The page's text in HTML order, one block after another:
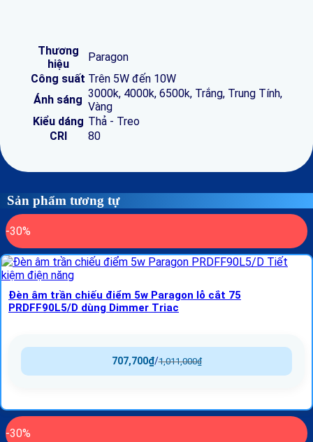
Thương
hiệu
Paragon
Công suất Trên 5W đến 10W
Ánh sáng 3000k, 4000k, 6500k, Trắng, Trung Tính,
Vàng
Kiểu dáng Thả - Treo
CRI
80
Sản phẩm tương tự
-30%
Đèn âm trần chiếu điểm 5w Paragon lỗ cắt 75
PRDFF90L5/D dùng Dimmer Triac
1,011,000₫
/
707,700₫
-30%